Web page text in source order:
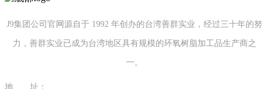
J9集团公司官网源自于 1992 年创办的台湾善群实业，经过三十年的努
力，善群实业已成为台湾地区具有规模的环氧树脂加工品生产商之
一。
地 址：